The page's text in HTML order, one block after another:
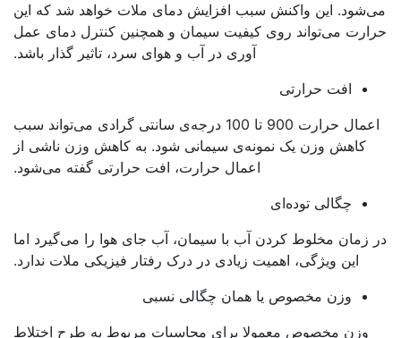
این واکنش سبب افزایش دمای ملات خواهد شد که این
می‌تواند روی کیفیت سیمان و همچنین کنترل دمای عمل
آوری در آب و هوای سرد، تاثیر گذار باشد.
افت حرارتی
اعمال حرارت 900 تا 100 درجه‌ی سانتی گرادی می‌تواند سبب
کاهش وزن یک نمونه‌ی سیمانی شود. به کاهش وزن ناشی از
اعمال حرارت، افت حرارتی گفته می‌شود.
چگالی توده‌ای
زمان مخلوط کردن آب با سیمان، آب جای هوا را می‌گیرد اما
این ویژگی، اهمیت زیادی در درک رفتار فیزیکی ملات ندارد.
وزن مخصوص یا همان چگالی نسبی
وزن مخصوص معمولا برای محاسبات مربوط به طرح اختلاط